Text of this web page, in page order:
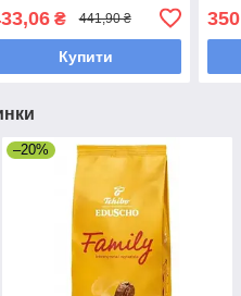
₴ 441,90 ₴
Купити
–20%